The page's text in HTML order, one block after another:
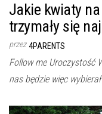
Jakie kwiaty
trzymały się
przez 4PARENTS
Follow me Uroczystość
nas będzie więc